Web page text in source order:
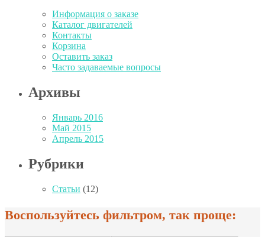
Информация о заказе
Каталог двигателей
Контакты
Корзина
Оставить заказ
Часто задаваемые вопросы
Архивы
Январь 2016
Май 2015
Апрель 2015
Рубрики
Статьи (12)
Воспользуйтесь фильтром, так проще: